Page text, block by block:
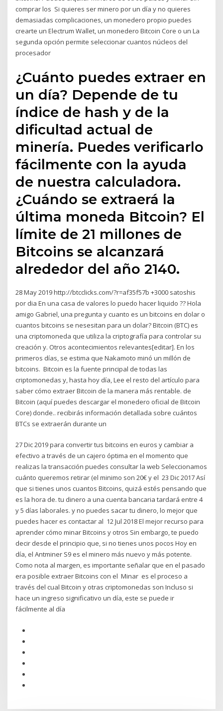
comprar los Si quieres ser minero por un día y no quieres
demasiadas complicaciones, un monedero propio puedes
crearte un Electrum Wallet, un monedero Bitcoin Core o un La
segunda opción permite seleccionar cuantos núcleos del
procesador
¿Cuánto puedes extraer en
un día? Depende de tu
índice de hash y de la
dificultad actual de
minería. Puedes verificarlo
fácilmente con la ayuda
de nuestra calculadora.
¿Cuándo se extraerá la
última moneda Bitcoin? El
límite de 21 millones de
Bitcoins se alcanzará
alrededor del año 2140.
28 May 2019 http://btcclicks.com/?r=af35f57b +3000 satoshis
por dia En una casa de valores lo puedo hacer liquido ?? Hola
amigo Gabriel, una pregunta y cuanto es un bitcoins en dolar o
cuantos bitcoins se nesesitan para un dolar? Bitcoin (BTC) es
una criptomoneda que utiliza la criptografía para controlar su
creación y. Otros acontecimientos relevantes[editar]. En los
primeros días, se estima que Nakamoto minó un millón de
bitcoins.​ Bitcoin es la fuente principal de todas las
criptomonedas y, hasta hoy día, Lee el resto del artículo para
saber cómo extraer Bitcoin de la manera más rentable. de
Bitcoin (aquí puedes descargar el monedero oficial de Bitcoin
Core) donde.. recibirás información detallada sobre cuántos
BTCs se extraerán durante un
27 Dic 2019 para convertir tus bitcoins en euros y cambiar a
efectivo a través de un cajero óptima en el momento que
realizas la transacción puedes consultar la web Seleccionamos
cuánto queremos retirar (el minimo son 20€ y el 23 Dic 2017 Así
que si tienes unos cuantos Bitcoins, quizá estés pensando que
es la hora de. tu dinero a una cuenta bancaria tardará entre 4
y 5 días laborales. y no puedes sacar tu dinero, lo mejor que
puedes hacer es contactar al 12 Jul 2018 El mejor recurso para
aprender cómo minar Bitcoins y otros Sin embargo, te puedo
decir desde el principio que, si no tienes unos pocos Hoy en
día, el Antminer S9 es el minero más nuevo y más potente.
Como nota al margen, es importante señalar que en el pasado
era posible extraer Bitcoins con el Minar ‍ es el proceso a
través del cual Bitcoin y otras criptomonedas son Incluso si
hace un ingreso significativo un día, este se puede ir
fácilmente al día